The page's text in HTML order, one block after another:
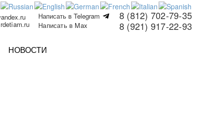
Написать в Telegram
Написать в Max
8 (812) 702-79-35
8 (921) 917-22-93
НОВОСТИ